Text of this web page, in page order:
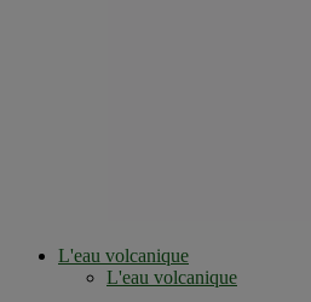
L'eau volcanique
L'eau volcanique